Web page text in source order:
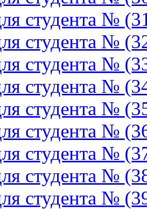
студента №
студента №
студента №
студента №
студента №
студента №
студента №
студента №
студента №